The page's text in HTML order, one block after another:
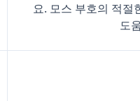
요. 모스 부호의 적절
도